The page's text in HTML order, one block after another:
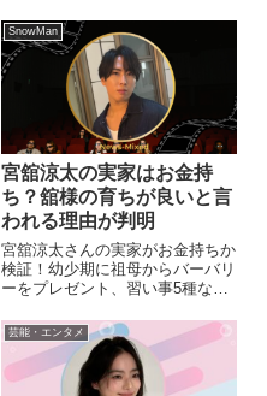
ノ」「とんでもない」「憑依型女
優」と噂されています。そんな森
田望智さんのすごいと言われるエ
ピソードを調べていきたいと思
SnowMan
宮舘涼太の実家はお金持
ち？舘様の育ちが良いと言
われる理由が判明
宮舘涼太さんの実家がお金持ちか
検証！幼少期に祖母からバーバリ
ーをプレゼント、習い事5種など
信頼度別に紹介。父親サーファー
や明海大学卒業など家族情報も。
芸能・エンタメ